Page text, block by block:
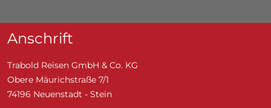
Anschrift
Trabold Reisen GmbH & Co. KG
Obere Mäurichstraße 7/1
74196 Neuenstadt - Stein